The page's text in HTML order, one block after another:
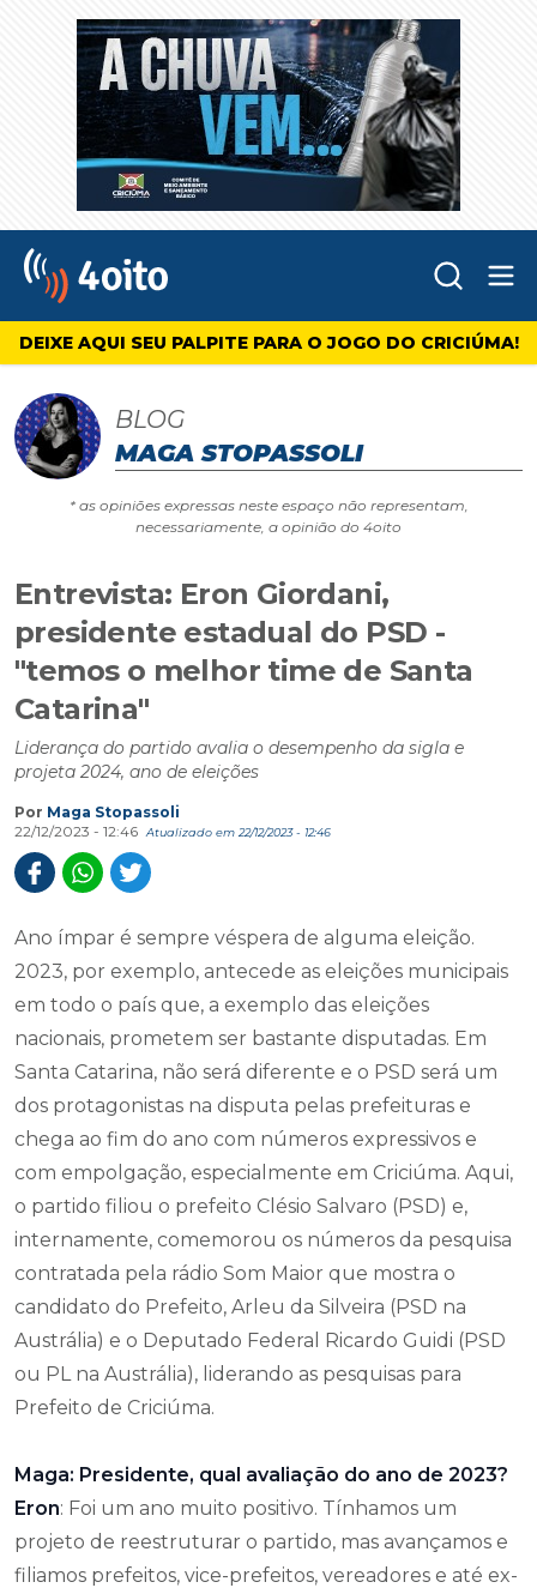
4oito
DEIXE AQUI SEU PALPITE PARA O JOGO DO CRICIÚMA!
BLOG
MAGA STOPASSOLI
* as opiniões expressas neste espaço não representam,
necessariamente, a opinião do 4oito
Entrevista: Eron Giordani,
presidente estadual do PSD -
"temos o melhor time de Santa
Catarina"
Liderança do partido avalia o desempenho da sigla e
projeta 2024, ano de eleições
Por Maga Stopassoli
22/12/2023 - 12:46
Atualizado em 22/12/2023 - 12:46
Ano ímpar é sempre véspera de alguma eleição.
2023, por exemplo, antecede as eleições municipais
em todo o país que, a exemplo das eleições
nacionais, prometem ser bastante disputadas. Em
Santa Catarina, não será diferente e o PSD será um
dos protagonistas na disputa pelas prefeituras e
chega ao fim do ano com números expressivos e
com empolgação, especialmente em Criciúma. Aqui,
o partido filiou o prefeito Clésio Salvaro (PSD) e,
internamente, comemorou os números da pesquisa
contratada pela rádio Som Maior que mostra o
candidato do Prefeito, Arleu da Silveira (PSD na
Austrália) e o Deputado Federal Ricardo Guidi (PSD
ou PL na Austrália), liderando as pesquisas para
Prefeito de Criciúma.
Maga: Presidente, qual avaliação do ano de 2023?
Eron: Foi um ano muito positivo. Tínhamos um
projeto de reestruturar o partido, mas avançamos e
filiamos prefeitos, vice-prefeitos, vereadores e até ex-